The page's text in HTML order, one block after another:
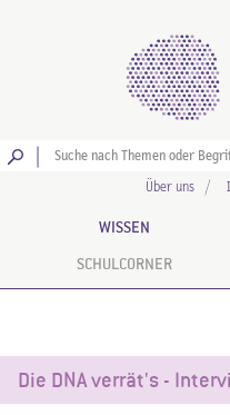
Über uns
WISSEN
SCHULCORNER
Die DNA verrät's -